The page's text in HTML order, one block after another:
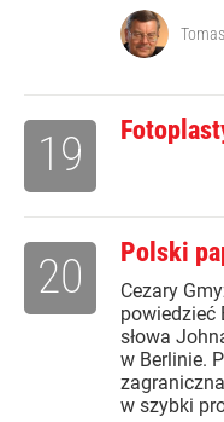
19
Polski
Cezary
powiedzieć
słowa
w Berlinie.
w szybki
20